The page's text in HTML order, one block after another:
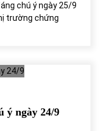
chú ý ngày 25/9
trường chứng
ý ngày 24/9